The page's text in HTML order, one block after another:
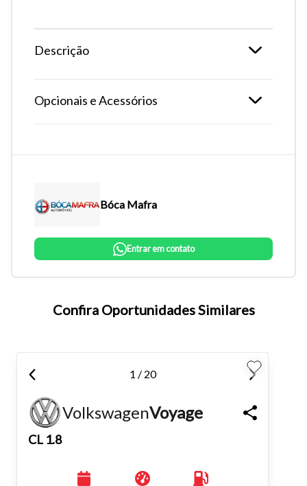
Tamanho do texto
atalhos Ctrl+ (para aumentar) e Ctrl- (para diminuir) no seu
teclado.
Fechar
Descrição
Opcionais e Acessórios
Bóca Mafra
Entrar em contato
Confira Oportunidades Similares
1 / 20
VolkswagenVoyage
CL 1.8